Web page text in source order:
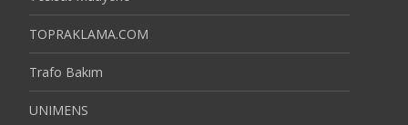
TOPRAKLAMA.COM
Trafo Bakım
UNIMENS